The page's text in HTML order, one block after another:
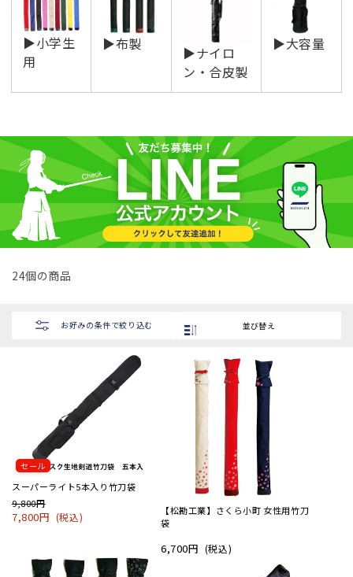
▶小学生
用
▶布製
▶ナイロ
ン・合皮製
▶大容量
24個の商品
お好みの条件で絞り込む 並び替え
セール
スーパーライト5本入り竹刀袋
9,800円
7,800円 (税込)
【松勘工業】さくら小町 女性用竹刀
袋
6,700円 (税込)